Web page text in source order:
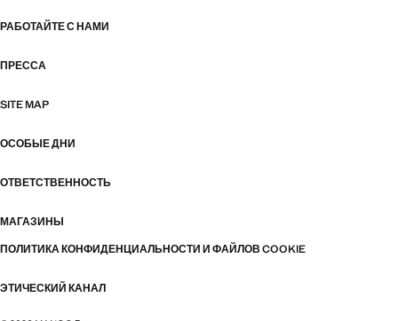
РАБОТАЙТЕ С НАМИ
ПРЕССА
SITE MAP
ОСОБЫЕ ДНИ
ОТВЕТСТВЕННОСТЬ
МАГАЗИНЫ
ПОЛИТИКА КОНФИДЕНЦИАЛЬНОСТИ И ФАЙЛОВ COOKIE
ЭТИЧЕСКИЙ КАНАЛ